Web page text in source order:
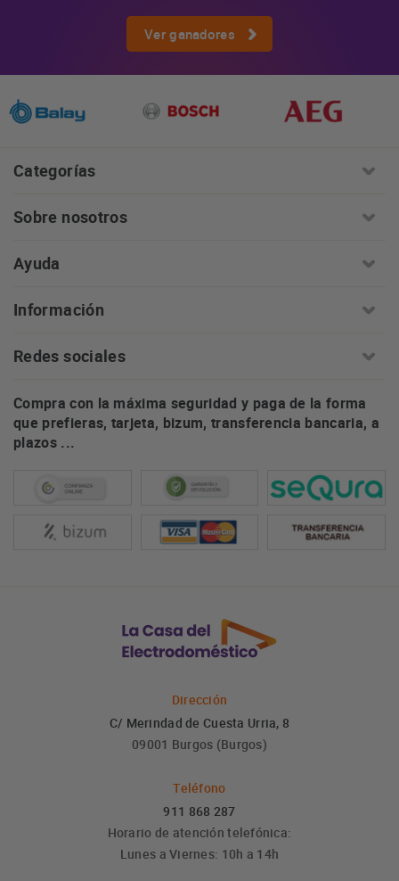
Ver ganadores
Categorías
Sobre nosotros
Ayuda
Información
Redes sociales
Compra con la máxima seguridad y paga de la forma
que prefieras, tarjeta, bizum, transferencia bancaria, a
plazos ...
Dirección
C/ Merindad de Cuesta Urria, 8
09001 Burgos (Burgos)
Teléfono
911 868 287
Horario de atención telefónica:
Lunes a Viernes: 10h a 14h